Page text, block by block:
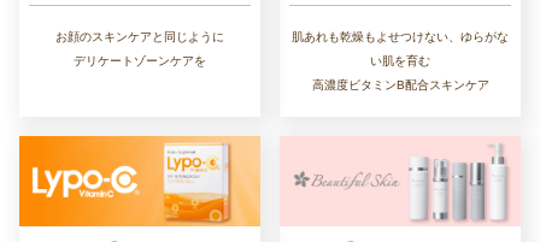
お顔のスキンケアと同じように
デリケートゾーンケアを
肌あれも乾燥もよせつけない、ゆらがな
い肌を育む
高濃度ビタミンB配合スキンケア